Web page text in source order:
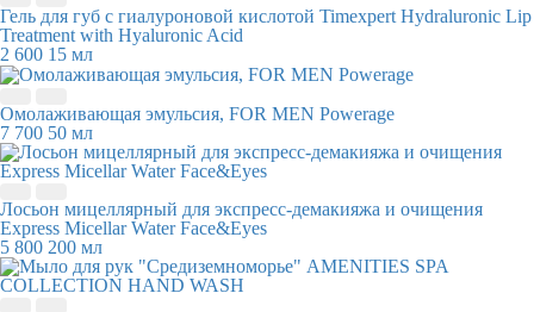
Гель для губ с гиалуроновой кислотой Timexpert Hydraluronic Lip
Treatment with Hyaluronic Acid
2 600 15 мл
Омолаживающая эмульсия, FOR MEN Powerage
7 700 50 мл
Лосьон мицеллярный для экспресс-демакияжа и очищения
Express Micellar Water Face&Eyes
5 800 200 мл